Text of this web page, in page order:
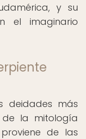
y su
el imaginario
deidades más
de la mitología
de las